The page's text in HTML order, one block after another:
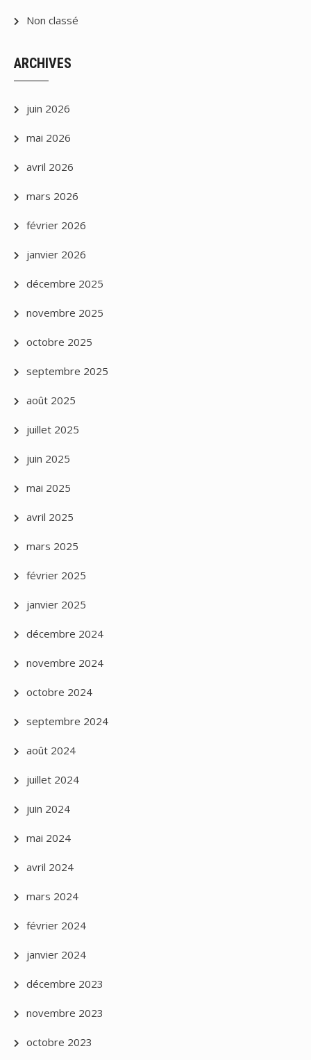
Non classé
ARCHIVES
juin 2026
mai 2026
avril 2026
mars 2026
février 2026
janvier 2026
décembre 2025
novembre 2025
octobre 2025
septembre 2025
août 2025
juillet 2025
juin 2025
mai 2025
avril 2025
mars 2025
février 2025
janvier 2025
décembre 2024
novembre 2024
octobre 2024
septembre 2024
août 2024
juillet 2024
juin 2024
mai 2024
avril 2024
mars 2024
février 2024
janvier 2024
décembre 2023
novembre 2023
octobre 2023